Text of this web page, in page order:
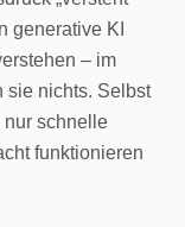
generative KI
– im
sie nichts. Selbst
nur schnelle
funktionieren